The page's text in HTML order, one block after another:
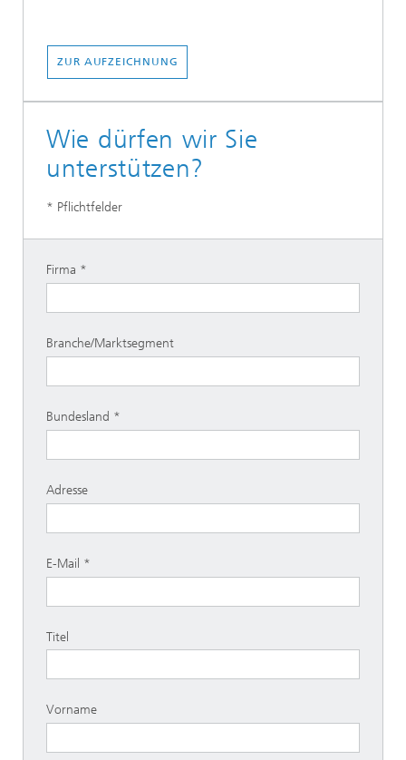
ZUR AUFZEICHNUNG
Wie dürfen wir Sie
unterstützen?
* Pflichtfelder
Firma
Branche/Marktsegment
Bundesland
Adresse
E-Mail
Titel
Vorname